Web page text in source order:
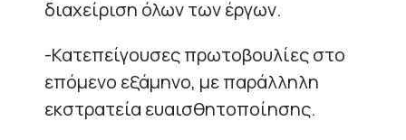
διαχείριση όλων των έργων.
-Κατεπείγουσες πρωτοβουλίες στο
επόμενο εξάμηνο, με παράλληλη
εκστρατεία ευαισθητοποίησης.